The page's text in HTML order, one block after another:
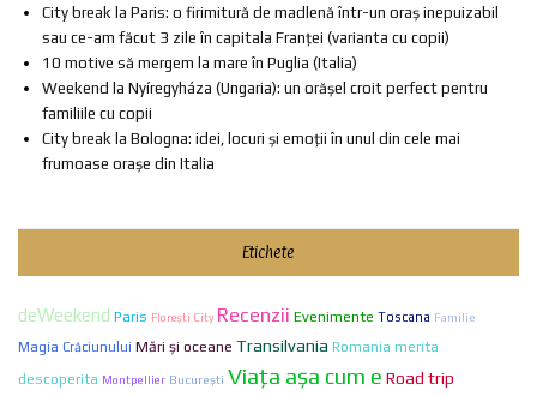
City break la Paris: o firimitură de madlenă într-un oraș inepuizabil
sau ce-am făcut 3 zile în capitala Franței (varianta cu copii)
10 motive să mergem la mare în Puglia (Italia)
Weekend la Nyíregyháza (Ungaria): un orășel croit perfect pentru
familiile cu copii
City break la Bologna: idei, locuri și emoții în unul din cele mai
frumoase orașe din Italia
Etichete
deWeekend Paris Florești City Recenzii Evenimente Toscana Familie
Magia Crăciunului Mări și oceane Transilvania Romania merita
descoperita Montpellier Bucureşti Viaţa aşa cum e Road trip